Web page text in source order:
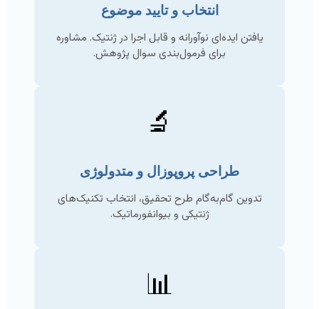
انتخاب و تایید موضوع
یافتن ایده‌ای نوآورانه و قابل اجرا در ژنتیک. مشاوره
برای فرمول‌بندی سوال پژوهش.
طراحی پروپوزال و متدولوژی
تدوین گام‌به‌گام طرح تحقیق، انتخاب تکنیک‌های
ژنتیکی و بیوانفورماتیک.
📊